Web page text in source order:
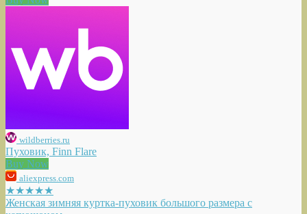
wildberries.ru
Пуховик, Finn Flare
Buy Now
aliexpress.com
★★★★★
Женская зимняя куртка-пуховик большого размера с